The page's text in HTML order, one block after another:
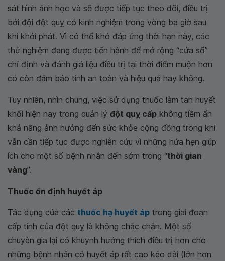
sát hình ảnh học và sẽ được tiếp tục theo dõi, điều trị
bởi đội đột quỵ có kinh nghiệm trong vòng ba giờ sau
khi khởi phát. Vì có thể khó đáp ứng thời hạn này, các
thử nghiệm đang được tiến hành để mở rộng “cửa sổ”
chỉ định và đánh giá liệu điều trị tại thời điểm muộn hơn
có còn đảm bảo tính an toàn và hiệu quả hay không.
Tuy nhiên, nhìn chung, việc sử dụng thuốc làm tan huyết
khối hiện nay trong quản lý đột quỵ cấp không tiềm ẩn
khả năng ảnh hưởng đến sức khỏe cộng đồng trong khi
vẫn cần tiếp tục được nghiên cứu vì những hứa hẹn giúp
ích cho một số bệnh nhân đến sớm trong “thời gian
vàng”.
Thuốc ổn định huyết áp
Tác dụng của các thuốc hạ huyết áp trong giai đoạn
cấp tính của đột quỵ là không chắc chắn. Một số
chuyên gia lại có khuynh hướng thích điều trị hơn cho
những bệnh nhân có huyết áp rất cao kéo dài (lớn hơn